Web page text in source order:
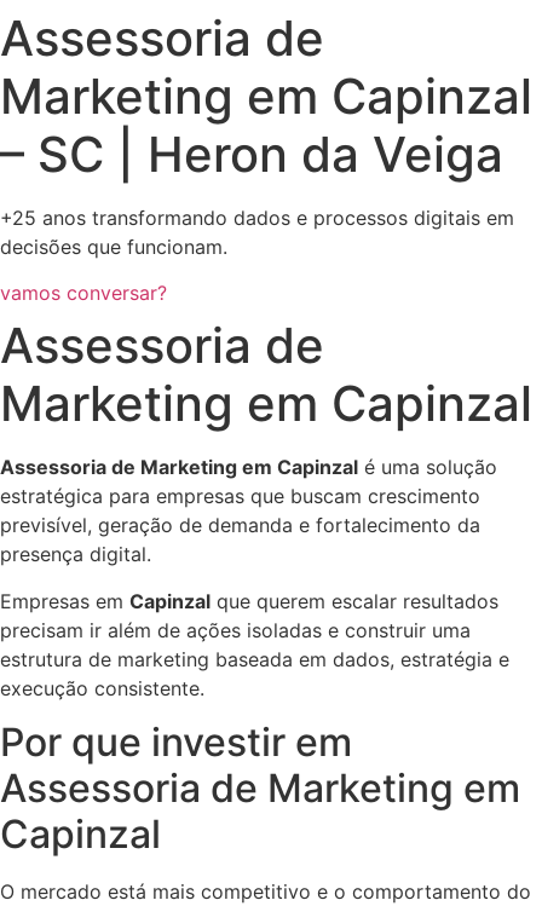
Assessoria de
Marketing em Capinzal
– SC | Heron da Veiga
+25 anos transformando dados e processos digitais em
decisões que funcionam.
vamos conversar?
Assessoria de
Marketing em Capinzal
Assessoria de Marketing em Capinzal é uma solução
estratégica para empresas que buscam crescimento
previsível, geração de demanda e fortalecimento da
presença digital.
Empresas em Capinzal que querem escalar resultados
precisam ir além de ações isoladas e construir uma
estrutura de marketing baseada em dados, estratégia e
execução consistente.
Por que investir em
Assessoria de Marketing em
Capinzal
O mercado está mais competitivo e o comportamento do